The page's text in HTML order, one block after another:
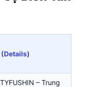
– Trung